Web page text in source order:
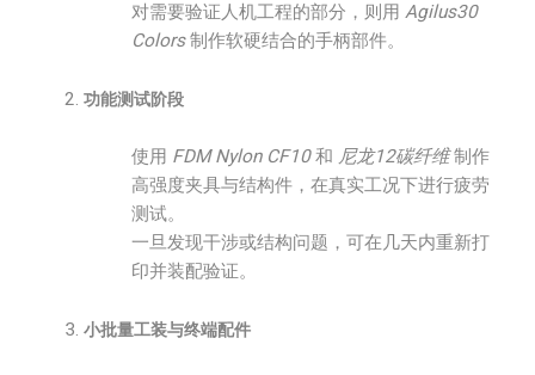
对需要验证人机工程的部分，则用 Agilus30
Colors制作软硬结合的手柄部件。
功能测试阶段
使用 FDM Nylon CF10和 尼龙12碳纤维制作
高强度夹具与结构件，在真实工况下进行疲劳
测试。
一旦发现干涉或结构问题，可在几天内重新打
印并装配验证。
小批量工装与终端配件